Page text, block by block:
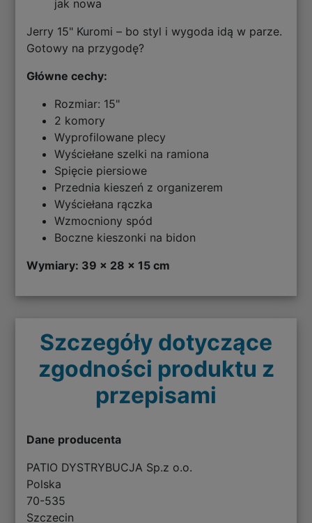
jak nowa
Jerry 15" Kuromi – bo styl i wygoda idą w parze.
Gotowy na przygodę?
Główne cechy:
Rozmiar: 15"
2 komory
Wyprofilowane plecy
Wyściełane szelki na ramiona
Spięcie piersiowe
Przednia kieszeń z organizerem
Wyściełana rączka
Wzmocniony spód
Boczne kieszonki na bidon
Wymiary: 39 x 28 x 15 cm
Szczegóły dotyczące
zgodności produktu z
przepisami
Dane producenta
PATIO DYSTRYBUCJA Sp.z o.o.
Polska
70-535
Szczecin